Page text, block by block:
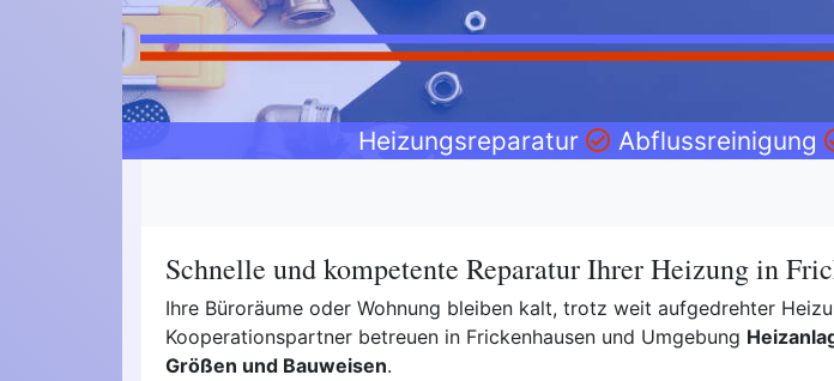
Heizungsreparatur Abflussreinigung
Schnelle und kompetente Reparatur Ihrer Heizung in
Ihre Büroräume oder Wohnung bleiben kalt, trotz weit aufgedrehter
Kooperationspartner betreuen in Frickenhausen und Umgebung
Größen und Bauweisen.